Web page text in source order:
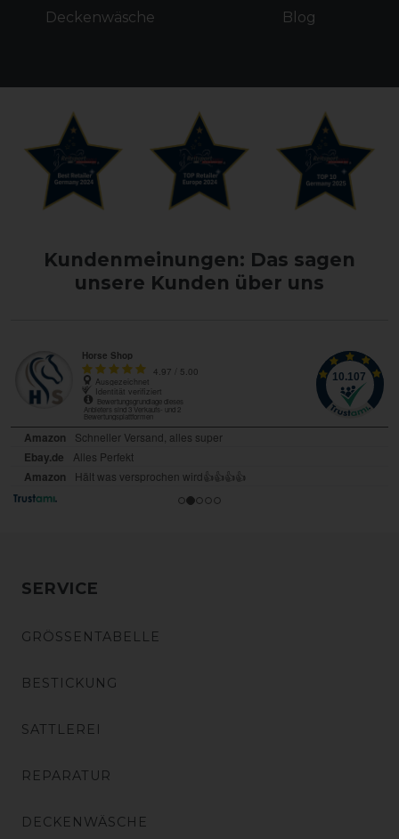
Deckenwäsche Blog
Kundenmeinungen: Das sagen
unsere Kunden über uns
SERVICE
GRÖSSENTABELLE
BESTICKUNG
SATTLEREI
REPARATUR
DECKENWÄSCHE